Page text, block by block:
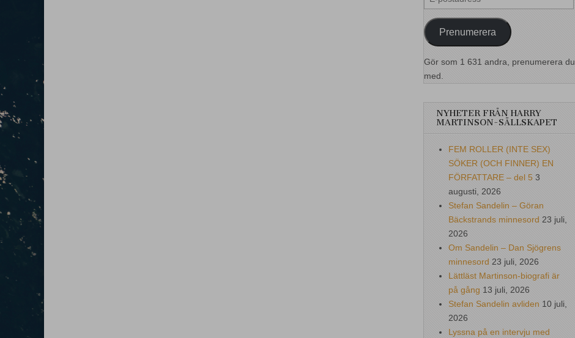
postadress
Prenumerera
Gör som 1 631 andra, prenumerera du
med.
NYHETER FRÅN HARRY
MARTINSON-SÄLLSKAPET
FEM ROLLER (INTE SEX)
SÖKER (OCH FINNER) EN
FÖRFATTARE – del 5 3
augusti, 2026
Stefan Sandelin – Göran
Bäckstrands minnesord 23 juli,
2026
Om Sandelin – Dan Sjögrens
minnesord 23 juli, 2026
Lättläst Martinson-biografi är
på gång 13 juli, 2026
Stefan Sandelin avliden 10 juli,
2026
Lyssna på en intervju med